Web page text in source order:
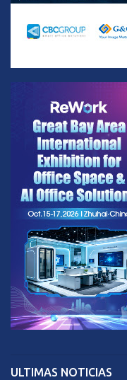
ULTIMAS NOTICIAS